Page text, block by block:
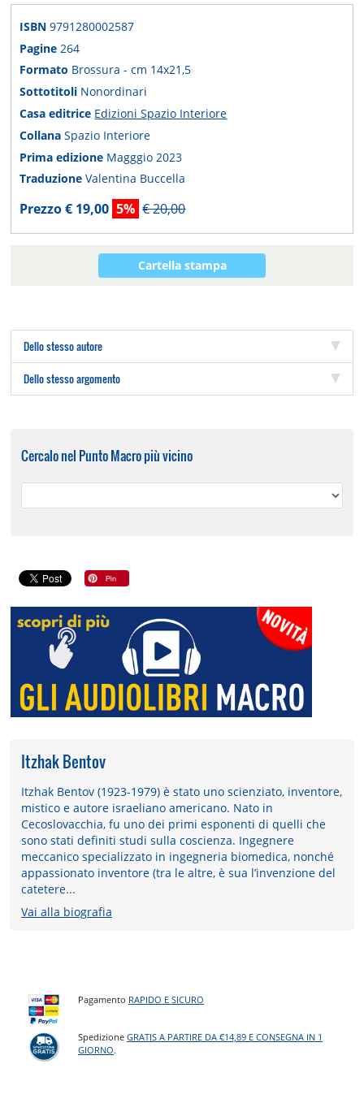
ISBN9791280002587
Pagine 264
Formato Brossura - cm 14x21,5
Sottotitoli Nonordinari
Casa editrice Edizioni Spazio Interiore
CollanaSpazio Interiore
Prima edizione Magggio 2023
TraduzioneValentina Buccella
Prezzo € 19,00 5% € 20,00
Cartella stampa
Dello stesso autore
Dello stesso argomento
Cercalo nel Punto Macro più vicino
Itzhak Bentov
Itzhak Bentov (1923-1979) è stato uno scienziato, inventore,
mistico e autore israeliano americano. Nato in
Cecoslovacchia, fu uno dei primi esponenti di quelli che
sono stati definiti studi sulla coscienza. Ingegnere
meccanico specializzato in ingegneria biomedica, nonché
appassionato inventore (tra le altre, è sua l’invenzione del
catetere...
Vai alla biografia
Pagamento RAPIDO E SICURO
SpedizioneGRATIS A PARTIRE DA €14,89 E CONSEGNA IN 1
GIORNO.